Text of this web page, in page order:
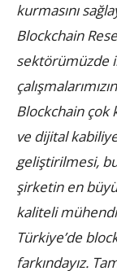
kurmasını
Blockchain
sektörümüzde
Blockchain çok
ve dijital
geliştirilmesi,
şirketin en
kaliteli
Türkiye’de
farkındayız.